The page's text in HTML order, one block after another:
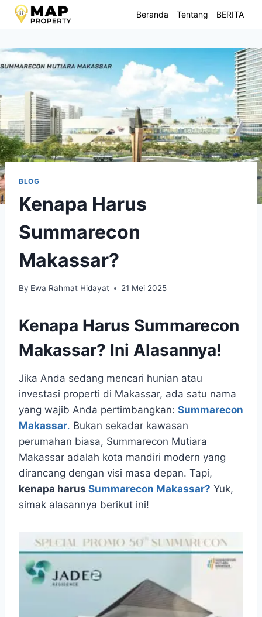
Skip
Beranda Tentang BERITA
BLOG
Kenapa Harus
Summarecon
Makassar?
By Ewa Rahmat Hidayat 21 Mei 2025
Kenapa Harus Summarecon
Makassar? Ini Alasannya!
Jika Anda sedang mencari hunian atau
investasi properti di Makassar, ada satu nama
yang wajib Anda pertimbangkan: Summarecon
Makassar. Bukan sekadar kawasan
perumahan biasa, Summarecon Mutiara
Makassar adalah kota mandiri modern yang
dirancang dengan visi masa depan. Tapi,
kenapa harus Summarecon Makassar? Yuk,
simak alasannya berikut ini!